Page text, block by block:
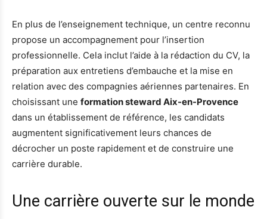
En plus de l’enseignement technique, un centre reconnu
propose un accompagnement pour l’insertion
professionnelle. Cela inclut l’aide à la rédaction du CV, la
préparation aux entretiens d’embauche et la mise en
relation avec des compagnies aériennes partenaires. En
choisissant une formation steward Aix-en-Provence
dans un établissement de référence, les candidats
augmentent significativement leurs chances de
décrocher un poste rapidement et de construire une
carrière durable.
Une carrière ouverte sur le monde